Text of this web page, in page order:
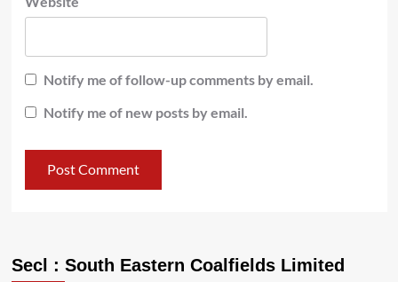
Notify me of follow-up comments by email.
Notify me of new posts by email.
Secl : South Eastern Coalfields Limited